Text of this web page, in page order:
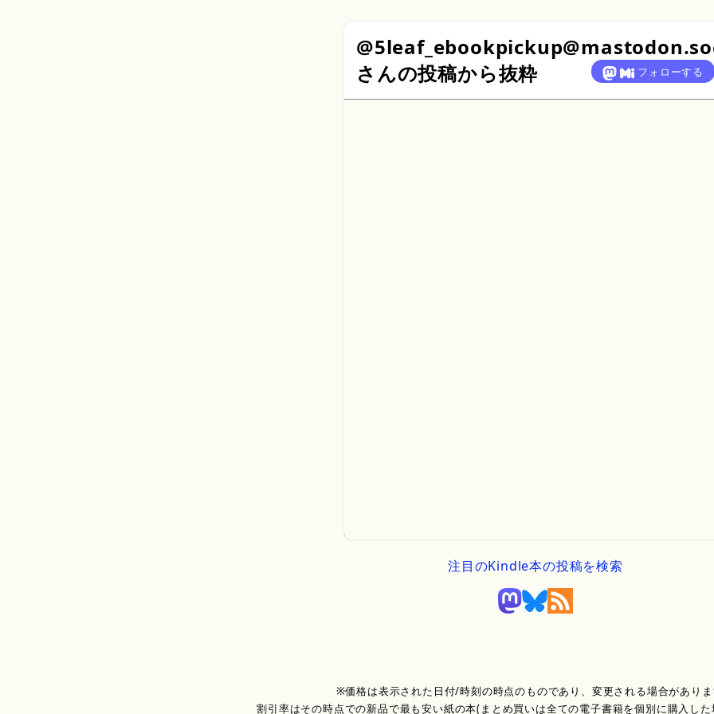
さんの投稿から抜粋 フォローする
注目のKindle本の投稿を検索
※価格は表示された日付/時刻の時点のものであり、変更される場合があり
割引率はその時点での新品で最も安い紙の本(まとめ買いは全ての電子書籍を個別に購入し